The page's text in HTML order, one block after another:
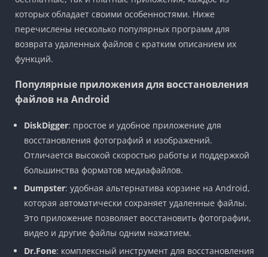
которых обладает своими особенностями. Ниже
перечислены несколько популярных программ для
возврата удаленных файлов с кратким описанием их
функций.
Популярные приложения для восстановления
файлов на Android
DiskDigger: простое и удобное приложение для
восстановления фотографий и изображений.
Отличается высокой скоростью работы и поддержкой
большинства форматов медиафайлов.
Dumpster: удобная альтернатива корзине на Android,
которая автоматически сохраняет удаленные файлы.
Это приложение позволяет восстановить фотографии,
видео и другие файлы одним нажатием.
Dr.Fone: комплексный инструмент для восстановления